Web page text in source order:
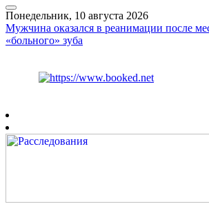
Понедельник, 10 августа 2026
Мужчина оказался в реанимации после
«больного» зуба